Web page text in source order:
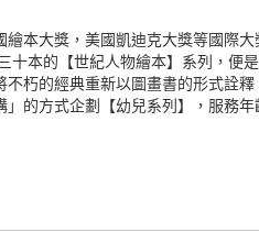
本大獎，美國凱迪克大獎等國際
十本的【世紀人物繪本】系列，便
朽的經典重新以圖畫書的形式詮
的方式企劃【幼兒系列】，服務